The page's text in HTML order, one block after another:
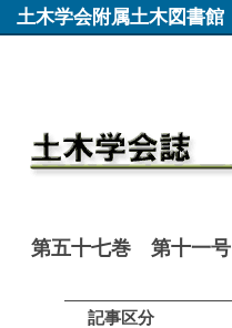
土木学会附属土木図書館
第五十七巻 第十一
記事区分